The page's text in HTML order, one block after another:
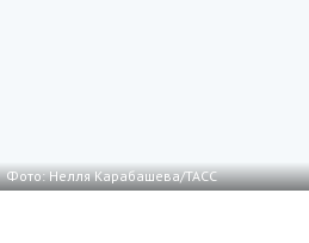
Фото: Нелля Карабашева/ТАСС